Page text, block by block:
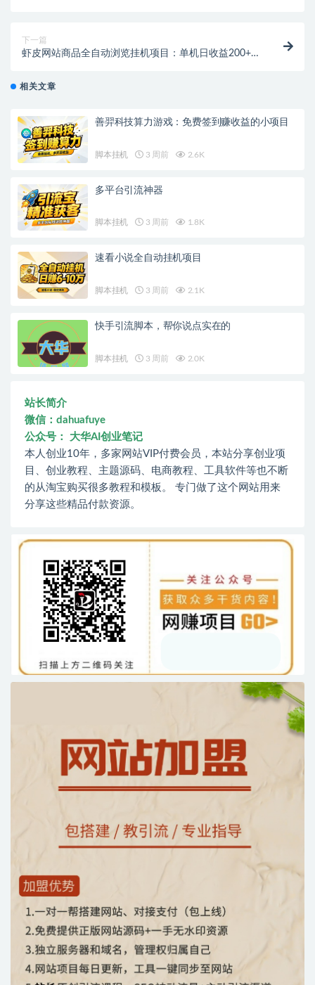
下一篇
虾皮网站商品全自动浏览挂机项目：单机日收益200+，
相关文章
善羿科技算力游戏：免费签到赚收益的小项目
脚本挂机 3 周前 2.6K
多平台引流神器
脚本挂机 3 周前 1.8K
速看小说全自动挂机项目
脚本挂机 3 周前 2.1K
快手引流脚本，帮你说点实在的
脚本挂机 3 周前 2.0K
站长简介
微信：dahuafuye
公众号： 大华AI创业笔记
本人创业10年，多家网站VIP付费会员，本站分享创业项
目、创业教程、主题源码、电商教程、工具软件等也不断
的从淘宝购买很多教程和模板。 专门做了这个网站用来
分享这些精品付款资源。